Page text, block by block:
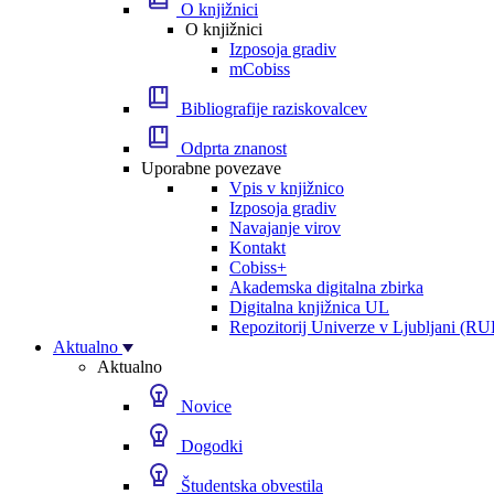
O knjižnici
O knjižnici
Izposoja gradiv
mCobiss
Bibliografije raziskovalcev
Odprta znanost
Uporabne povezave
Vpis v knjižnico
Izposoja gradiv
Navajanje virov
Kontakt
Cobiss+
Akademska digitalna zbirka
Digitalna knjižnica UL
Repozitorij Univerze v Ljubljani
Aktualno
Aktualno
Novice
Dogodki
Študentska obvestila